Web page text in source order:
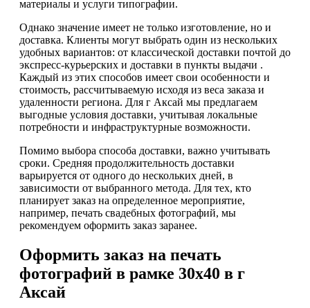
материалы и услуги типографии.
Однако значение имеет не только изготовление, но и
доставка. Клиенты могут выбрать один из нескольких
удобных вариантов: от классической доставки почтой до
экспресс-курьерских и доставки в пункты выдачи .
Каждый из этих способов имеет свои особенности и
стоимость, рассчитываемую исходя из веса заказа и
удаленности региона. Для г Аксай мы предлагаем
выгодные условия доставки, учитывая локальные
потребности и инфраструктурные возможности.
Помимо выбора способа доставки, важно учитывать
сроки. Средняя продолжительность доставки
варьируется от одного до нескольких дней, в
зависимости от выбранного метода. Для тех, кто
планирует заказ на определенное мероприятие,
например, печать свадебных фотографий, мы
рекомендуем оформить заказ заранее.
Оформить заказ на печать
фотографий в рамке 30х40 в г
Аксай